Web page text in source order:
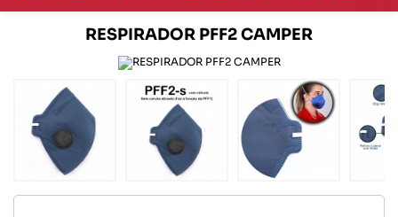
RESPIRADOR PFF2 CAMPER